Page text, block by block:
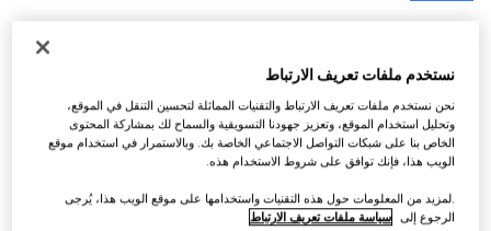
نستخدم ملفات تعريف الارتباط
نحن نستخدم ملفات تعريف الارتباط والتقنيات المماثلة لتحسين التنقل في الموقع،
وتحليل استخدام الموقع، وتعزيز جهودنا التسويقية والسماح لك بمشاركة المحتوى
الخاص بنا على شبكات التواصل الاجتماعي الخاصة بك. وبالاستمرار في استخدام موقع
الويب هذا، فإنك توافق على شروط الاستخدام هذه.
.لمزيد من المعلومات حول هذه التقنيات واستخدامها على موقع الويب هذا، يُرجى
الرجوع إلى سياسة ملفات تعريف الارتباط